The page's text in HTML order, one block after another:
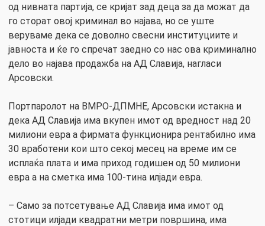
од нивната партија, се кријат зад деца за да можат да
го сторат овој криминал во најава, но се уште
веруваме дека се доволно свесни институциите и
јавноста и ќе го спречат заедно со нас ова криминално
дело во најава продажба на АД Славија, нагласи
Арсовски.
Портпаролот на ВМРО-ДПМНЕ, Арсовски истакна и
дека АД Славија има вкупен имот од вредност над 20
милиони евра а фирмата функционира рентабилно има
30 вработени кои што секој месец на време им се
исплаќа плата и има приход годишен од 50 милиони
евра а на сметка има 100-тина илјади евра.
– Само за потсетување АД Славија има имот од
стотици илјади квадратни метри површина, има